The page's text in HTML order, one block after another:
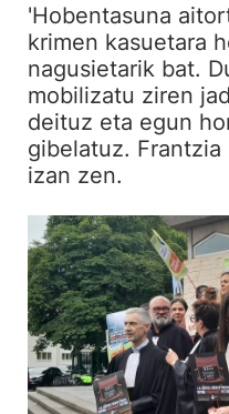
'Hobentasuna
krimen kasuetara
nagusietarik bat.
mobilizatu ziren
deituz eta egun
gibelatuz.
izan zen.